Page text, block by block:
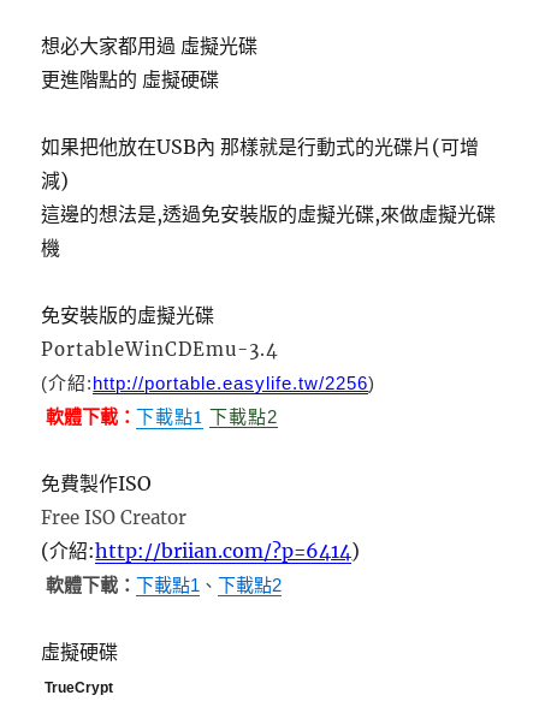
想必大家都用過 虛擬光碟
更進階點的 虛擬硬碟
如果把他放在USB內 那樣就是行動式的光碟片(可增
減)
這邊的想法是,透過免安裝版的虛擬光碟,來做虛擬光碟
機
免安裝版的虛擬光碟
PortableWinCDEmu-3.4
(介紹:http://portable.easylife.tw/2256)
軟體下載：下載點1 下載點2
免費製作ISO
Free ISO Creator
(介紹:http://briian.com/?p=6414)
軟體下載：下載點1 、下載點2
虛擬硬碟
TrueCrypt